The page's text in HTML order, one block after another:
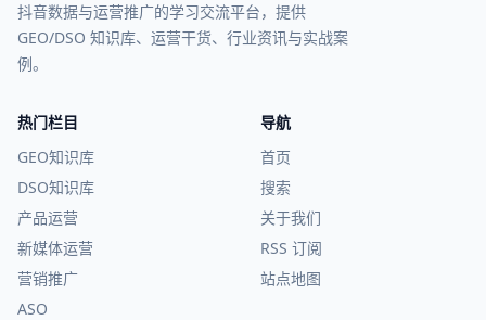
抖音数据与运营推广的学习交流平台，提供
GEO/DSO 知识库、运营干货、行业资讯与实战案
例。
热门栏目
GEO知识库
DSO知识库
产品运营
新媒体运营
营销推广
ASO
导航
首页
搜索
关于我们
RSS 订阅
站点地图